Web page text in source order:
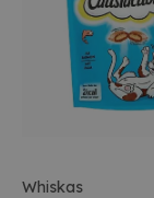
Whiskas